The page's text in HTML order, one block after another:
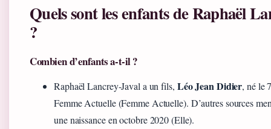
Quels sont les enfants de Raphaël
?
Combien d’enfants a-t-il ?
Raphaël Lancrey-Javal a un fils, Léo Jean Didier, né le
Femme Actuelle (Femme Actuelle). D’autres sources
une naissance en octobre 2020 (Elle).